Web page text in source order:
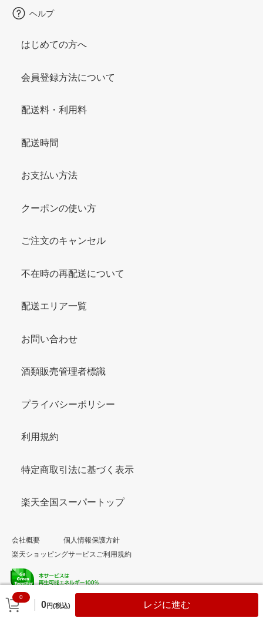
0
0円(税込) レジに進む
ヘルプ
はじめての方へ
会員登録方法について
配送料・利用料
配送時間
お支払い方法
クーポンの使い方
ご注文のキャンセル
不在時の再配送について
配送エリア一覧
お問い合わせ
酒類販売管理者標識
プライバシーポリシー
利用規約
特定商取引法に基づく表示
楽天全国スーパートップ
会社概要
個人情報保護方針
楽天ショッピングサービスご利用規約
© Rakuten Group, Inc.